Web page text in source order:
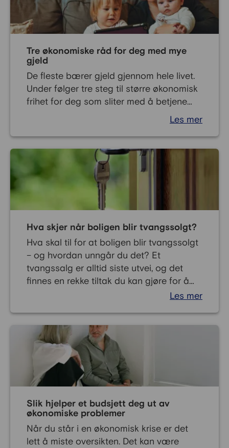
Tre økonomiske råd for deg med mye
gjeld
De fleste bærer gjeld gjennom hele livet.
Under følger tre steg til større økonomisk
frihet for deg som sliter med å betjene
studielån og billån er naturlige poster i
privatøkonomien. For noen er det være
fristende å spe på husholdningen med
kredittkort eller forbrukslån. Resultatet kan
være en gjeldsspiral som er vanskelig å
komme ut av,
Les mer
Hva skjer når boligen blir tvangssolgt?
Hva skal til for at boligen blir tvangssolgt
– og hvordan unngår du det? Et
tvangssalg er alltid siste utvei, og det
finnes en rekke tiltak du kan gjøre for å
Les mer
Slik hjelper et budsjett deg ut av
økonomiske problemer
Når du står i en økonomisk krise er det
lett å miste oversikten. Det kan være